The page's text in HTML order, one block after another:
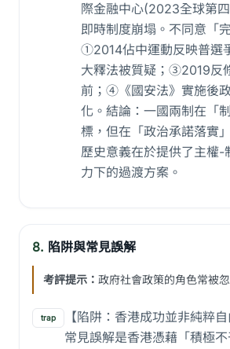
際金融中心(2023全球第
即時制度崩塌。不同意
①2014佔中運動反映普選
大釋法被質疑；③2019反
前；④《國安法》實施後
化。結論：一國兩制在「
標，但在「政治承諾落實
歷史意義在於提供了主權-
力下的過渡方案。
8. 陷阱與常見誤解
考評提示： 政府社會政策的角色常被
trap
【陷阱：香港成功並非純粹自
常見誤解是香港憑藉「積極